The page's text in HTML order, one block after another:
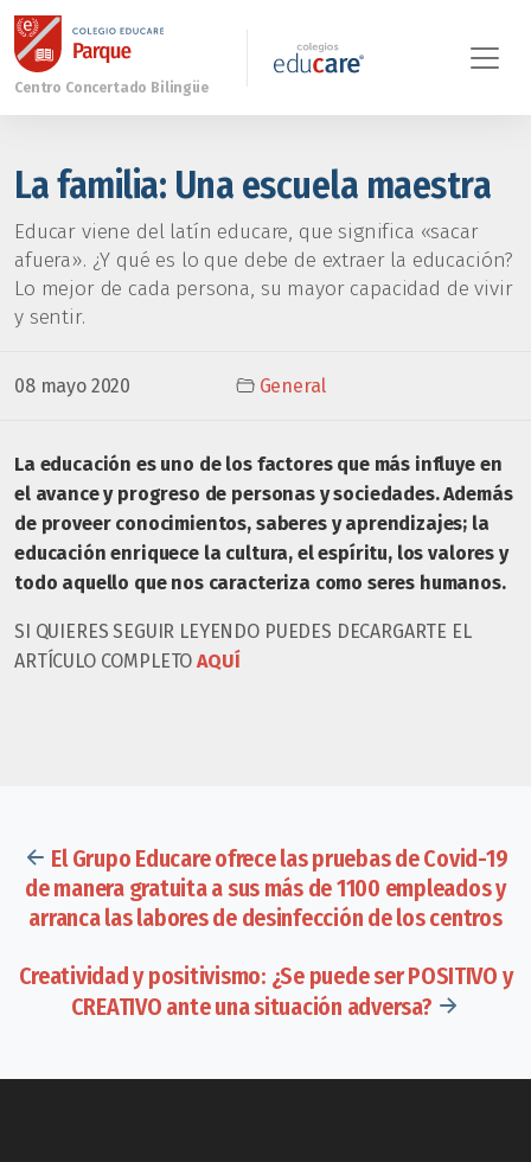
La familia: Una escuela maestra
Educar viene del latín educare, que significa «sacar
afuera». ¿Y qué es lo que debe de extraer la educación?
Lo mejor de cada persona, su mayor capacidad de vivir
y sentir.
08 mayo 2020 General
La educación es uno de los factores que más influye en
el avance y progreso de personas y sociedades. Además
de proveer conocimientos, saberes y aprendizajes; la
educación enriquece la cultura, el espíritu, los valores y
todo aquello que nos caracteriza como seres humanos.
SI QUIERES SEGUIR LEYENDO PUEDES DECARGARTE EL
ARTÍCULO COMPLETOAQUÍ
El Grupo Educare ofrece las pruebas de Covid-19
de manera gratuita a sus más de 1100 empleados y
arranca las labores de desinfección de los centros
Creatividad y positivismo: ¿Se puede ser POSITIVO y
CREATIVO ante una situación adversa?